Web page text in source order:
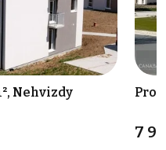
Nehvizdy
7